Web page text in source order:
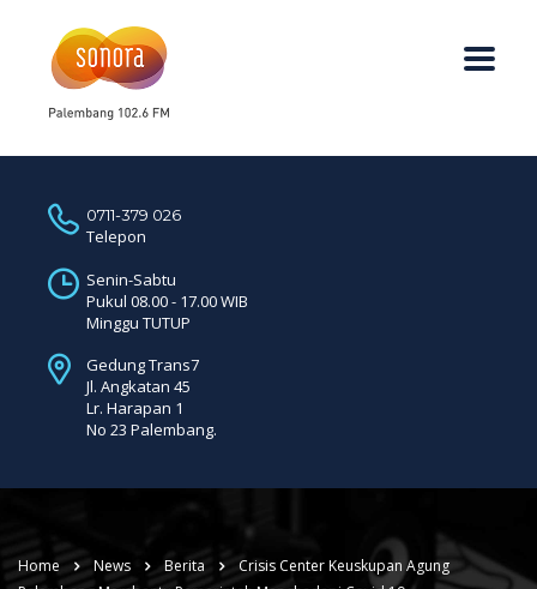
0711-379 026
Telepon
Senin-Sabtu
Pukul 08.00 - 17.00 WIB
Minggu TUTUP
Gedung Trans7
Jl. Angkatan 45
Lr. Harapan 1
No 23 Palembang.
Home News Berita
Crisis Center Keuskupan Agung